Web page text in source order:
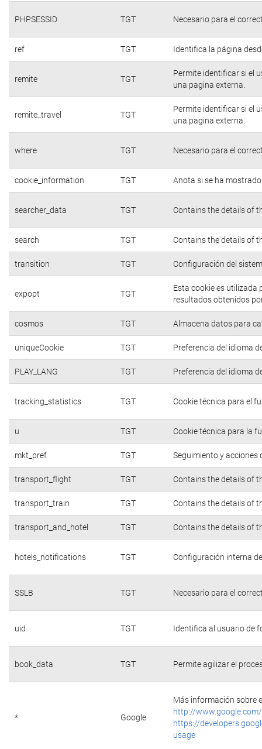
PHPSESSID TGT Necesario para el
ref TGT Identifica la página
remite TGT
Permite identificar si el
una pagina externa.
remite_travel TGT
Permite identificar si el
una pagina externa.
where TGT Necesario para el
cookie_information TGT Anota si se ha
searcher_data TGT Contains the details of
search TGT Contains the details of
transition TGT Configuración del
expopt TGT
Esta cookie es utilizada
resultados obtenidos
cosmos TGT Almacena datos para
uniqueCookie TGT Preferencia del idioma
PLAY_LANG TGT Preferencia del idioma
tracking_statistics TGT Cookie técnica para el
u TGT Cookie técnica para la
mkt_pref TGT Seguimiento y acciones
transport_flight TGT Contains the details of
transport_train TGT Contains the details of
transport_and_hotel TGT Contains the details of
hotels_notifications TGT Configuración interna
SSLB TGT Necesario para el
uid TGT Identifica al usuario de
book_data TGT Permite agilizar el
* Google
Más información sobre
http://
https://
usage